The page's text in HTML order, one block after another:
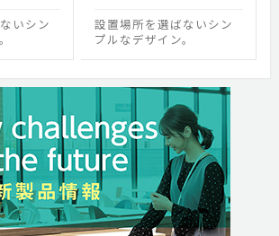
いシン
設置場所を選ばないシン
プルなデザイン。